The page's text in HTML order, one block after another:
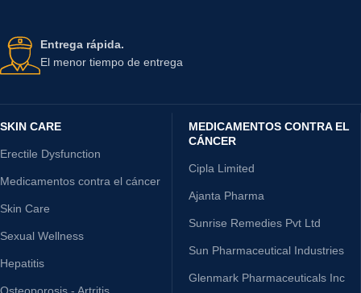
Entrega rápida.
El menor tiempo de entrega
SKIN CARE
Erectile Dysfunction
Medicamentos contra el cáncer
Skin Care
Sexual Wellness
Hepatitis
Osteoporosis - Artritis
MEDICAMENTOS CONTRA EL
CÁNCER
Cipla Limited
Ajanta Pharma
Sunrise Remedies Pvt Ltd
Sun Pharmaceutical Industries
Glenmark Pharmaceuticals Inc